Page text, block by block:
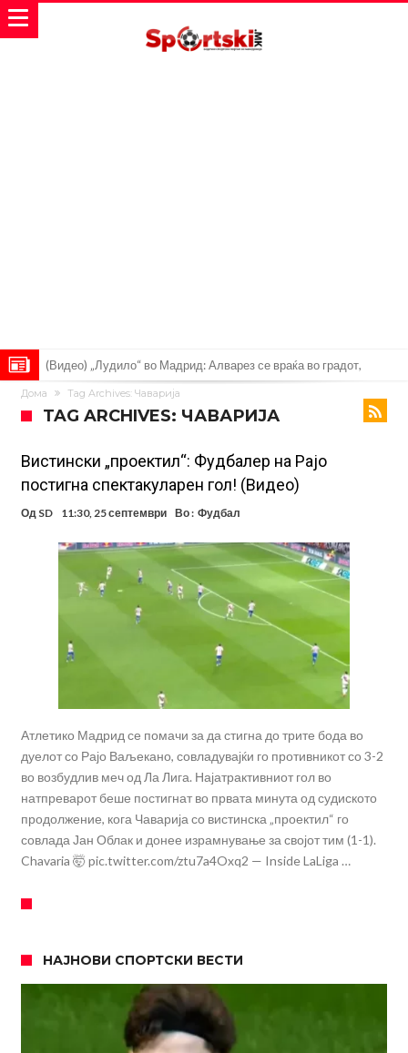
(Видео) „Лудило“ во Мадрид: Алварез се враќа во градот,
„шпионите“ веќе се појавија
Вардар остана без тренер: Фабијани замина од клупата на
Тетоважата на Габриел стана предмет на потсмев: Навивачите го
вметнаа Де Брујне и направија хит (Фото)
Бизарна тепачка која го запали интернетот: Познатиот тешкаш го
прифати најлудиот предизвик на кариерата – сам против
шестмина (Видео)
Меси, Нејмар и Суарез повторно заедно?!
Маркус Рашфорд повторно со Манчестер Јунајтед. Не е
заинтересиран за трансфер во Турција и Саудиска Арабија
Дарвин Нуњез на прагот на трансфер во Трабзонспор
Тикет на денот (понеделник, 10.08.2026)
Феран Торес се поблиску до трансфер во ПСЖ
Дома Tag Archives: Чаварија
TAG ARCHIVES: ЧАВАРИЈА
Вистински „проектил“: Фудбалер на Рајо
постигна спектакуларен гол! (Видео)
Од SD 11:30, 25 септември Во : Фудбал
Атлетико Мадрид се помачи за да стигна до трите бода во
дуелот со Рајо Ваљекано, совладувајќи го противникот со 3-2
во возбудлив меч од Ла Лига. Најатрактивниот гол во
натпреварот беше постигнат во првата минута од судиското
продолжение, кога Чаварија со вистинска „проектил“ го
совлада Јан Облак и донее израмнување за својот тим (1-1).
Chavaria 🤯 pic.twitter.com/ztu7a4Oxq2 — Inside LaLiga …
НАЈНОВИ СПОРТСКИ ВЕСТИ